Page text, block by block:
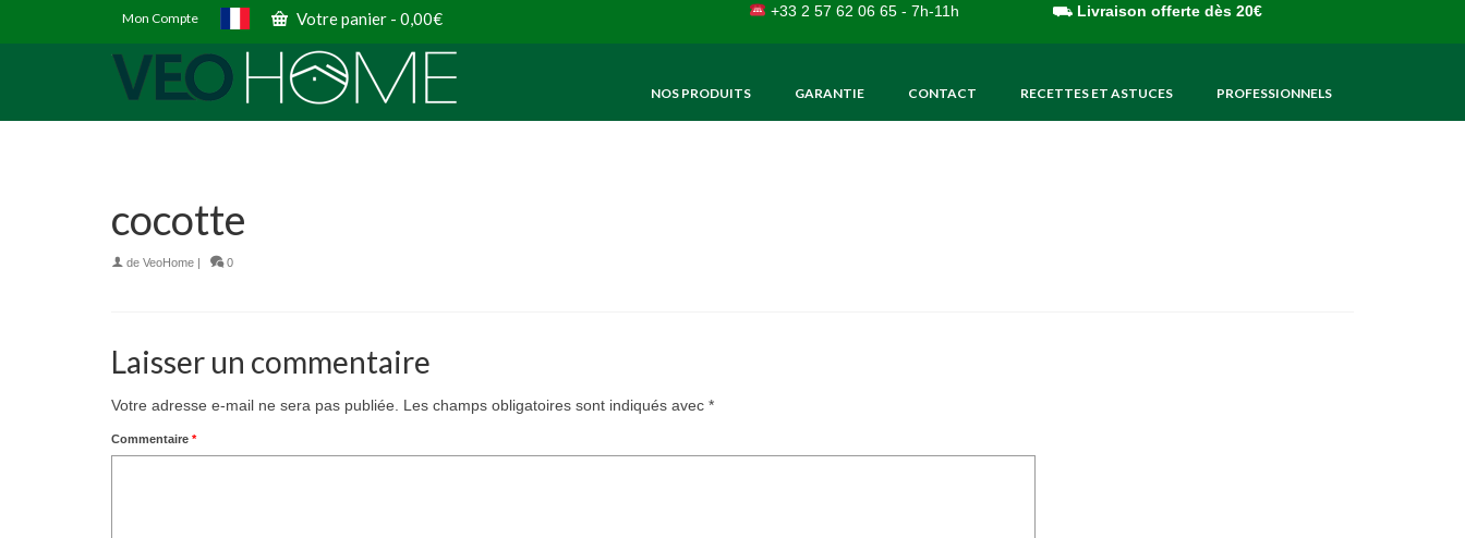
Mon Compte Votre panier - 0,00€ +33 2 57 62 06 65 - 7h-11h ⛟ Livraison offerte dès 20€
NOS PRODUITS GARANTIE CONTACT RECETTES ET ASTUCES PROFESSIONNELS
cocotte
de VeoHome | 0
Laisser un commentaire
Votre adresse e-mail ne sera pas publiée. Les champs obligatoires sont indiqués avec *
Commentaire *